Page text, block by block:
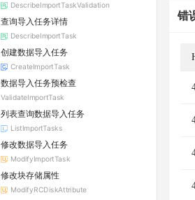
DescribeImportTaskValidation
查询导入任务详情
DescribeImportTask
创建数据导入任务
CreateImportTask
数据导入任务预检查
ValidateImportTask
列表查询数据导入任务
ListImportTasks
修改数据导入任务
ModifyImportTask
修改块存储属性
ModifyRCDiskAttribute
错